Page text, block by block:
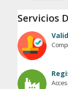
Servicios